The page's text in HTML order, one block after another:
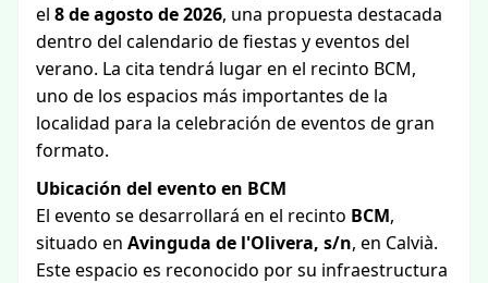
el 8 de agosto de 2026, una propuesta destacada
dentro del calendario de fiestas y eventos del
verano. La cita tendrá lugar en el recinto BCM,
uno de los espacios más importantes de la
localidad para la celebración de eventos de gran
formato.
Ubicación del evento en BCM
El evento se desarrollará en el recinto BCM,
situado en Avinguda de l'Olivera, s/n, en Calvià.
Este espacio es reconocido por su infraestructura